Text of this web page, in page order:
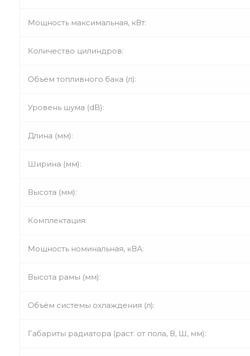
Мощность максимальная, кВт:
Количество цилиндров:
Объём топливного бака (л):
Уровень шума (dB):
Длина (мм):
Ширина (мм):
Высота (мм):
Комплектация:
Мощность номинальная, кВА:
Высота рамы (мм):
Объём системы охлаждения (л):
Габариты радиатора (раст. от пола, В, Ш, мм):